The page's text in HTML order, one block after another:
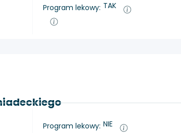
Program lekowy: TAK
Program lekowy: NIE